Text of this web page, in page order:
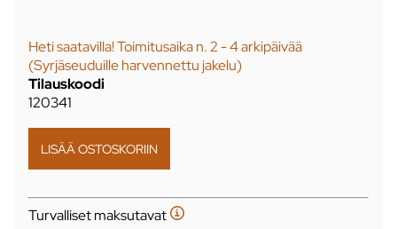
Heti saatavilla! Toimitusaika n. 2 - 4 arkipäivää
(Syrjäseuduille harvennettu jakelu)
Tilauskoodi
120341
Turvalliset maksutavat